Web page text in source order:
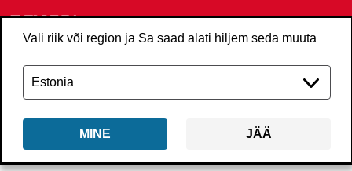
Vali riik või region ja Sa saad alati hiljem seda muuta
MINE JÄÄ
Tooted Kinnitusvahendid